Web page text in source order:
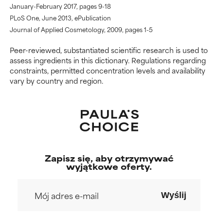
January-February 2017, pages 9-18
PLoS One, June 2013, ePublication
Journal of Applied Cosmetology, 2009, pages 1-5
Peer-reviewed, substantiated scientific research is used to
assess ingredients in this dictionary. Regulations regarding
constraints, permitted concentration levels and availability
vary by country and region.
WORST
Może powodować
suchość itp. Może przynosić
korzyści w niektórych
aspektach, ale ogólnie
udowodniono, że wyrządza
BRAK OCENY
Nie oceniliśmy jeszcze tego
badań na jego temat.
WORST
Może powodować
suchość itp. Może przynosić
korzyści w niektórych
aspektach, ale ogólnie
udowodniono, że wyrządza
BRAK OCENY
Nie oceniliśmy jeszcze tego
badań na jego temat.
Zapisz się, aby otrzymywać
wyjątkowe oferty.
Wyślij